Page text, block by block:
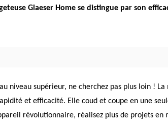
Glaeser Home se distingue par son
niveau supérieur, ne cherchez pas plus loin !
et efficacité. Elle coud et coupe en une
révolutionnaire, réalisez plus de projets en